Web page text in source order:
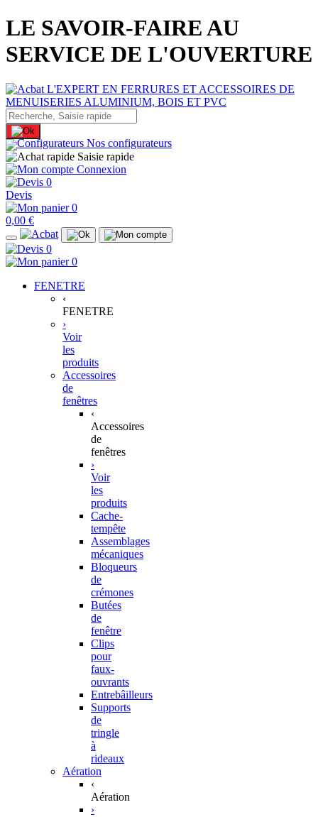
LE SAVOIR-FAIRE AU
SERVICE DE L'OUVERTURE
Nos configurateurs
Saisie rapide
Connexion
0
Devis
0
0,00 €
0
0
FENETRE
‹
FENETRE
›
Voir
les
produits
Accessoires
de
fenêtres
‹
Accessoires
de
fenêtres
›
Voir
les
produits
Cache-
tempête
Assemblages
mécaniques
Bloqueurs
de
crémones
Butées
de
fenêtre
Clips
pour
faux-
ouvrants
Entrebâilleurs
Supports
de
tringle
à
rideaux
Aération
‹
Aération
›